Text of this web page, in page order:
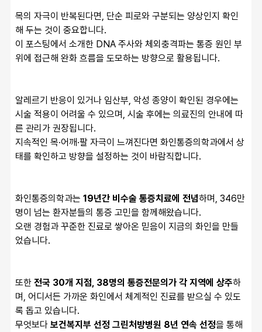
목의 자극이 반복된다면, 단순 피로와 구분되는 양상인지 확인
해 두는 것이 중요합니다.
이 포스팅에서 소개한 DNA 주사와 체외충격파는 통증 원인 부
위에 접근해 완화 흐름을 도모하는 방향으로 활용됩니다.
알레르기 반응이 있거나 임산부, 악성 종양이 확인된 경우에는
시술 적용이 어려울 수 있으며, 시술 후에는 의료진의 안내에 따
른 관리가 권장됩니다.
지속적인 목·어깨·팔 자극이 느껴진다면 화인통증의학과에서 상
태를 확인하고 방향을 설정하는 것이 바람직합니다.
화인통증의학과는 19년간 비수술 통증치료에 전념하며, 346만
명이 넘는 환자분들의 통증 고민을 함께해왔습니다.
오랜 경험과 꾸준한 진료로 쌓아온 믿음이 지금의 화인을 만들
었습니다.
또한 전국 30개 지점, 38명의 통증전문의가 각 지역에 상주하
며, 어디서든 가까운 화인에서 체계적인 진료를 받으실 수 있도
록 돕고 있습니다.
무엇보다 보건복지부 선정 그린처방병원 8년 연속 선정을 통해